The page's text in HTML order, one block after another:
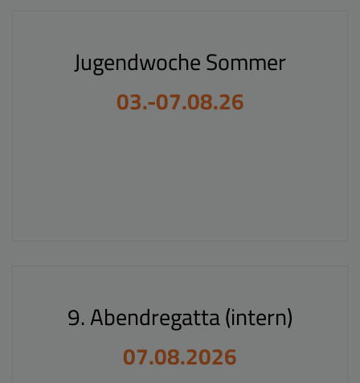
Jugendwoche Sommer
03.-07.08.26
9. Abendregatta (intern)
07.08.2026